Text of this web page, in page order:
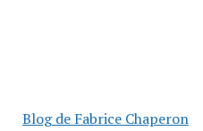
Blog de Fabrice Chaperon